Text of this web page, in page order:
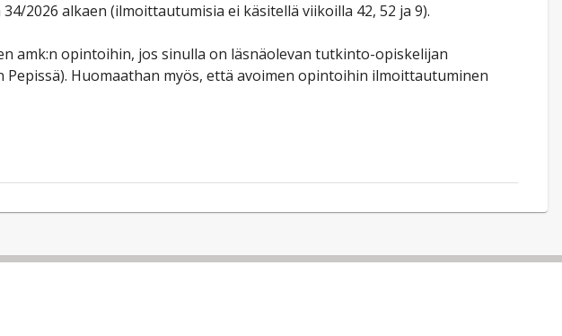
2026 alkaen (ilmoittautumisia ei käsitellä viikoilla 42, 52 ja 9).
amk:n opintoihin, jos sinulla on läsnäolevan tutkinto-opiskelijan
Huomaathan myös, että avoimen opintoihin ilmoittautuminen